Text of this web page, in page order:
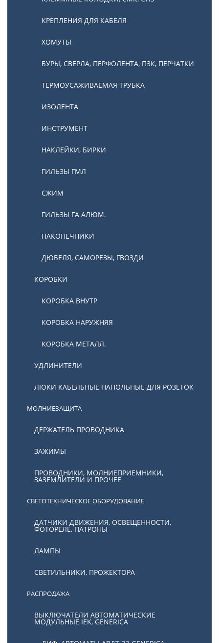
КРЕПЛЕНИЯ ДЛЯ КАБЕЛЯ
ХОМУТЫ
БУРЫ, СВЕРЛА, ПЕРФОЛЕНТА, ПЗК, ПЕРЧАТКИ
ТЕРМОУСАЖИВАЕМАЯ ТРУБКА
ИЗОЛЕНТА
ИНСТРУМЕНТ
НАКЛЕЙКИ, БИРКИ
ГИЛЬЗЫ ГМЛ
СЖИМ
ГИЛЬЗЫ ГА АЛЮМ.
НАКОНЕЧНИКИ
ДЮБЕЛЯ, САМОРЕЗЫ, ГВОЗДИ
КОРОБКИ
КОРОБКА ВНУТР
КОРОБКА НАРУЖНЯЯ
КОРОБКА МЕТАЛЛ.
УДЛИНИТЕЛИ
ЛЮКИ КАБЕЛЬНЫЕ НАПОЛЬНЫЕ ДЛЯ РОЗЕТОК
МОЛНИЕЗАЩИТА
ДЕРЖАТЕЛЬ ПРОВОДНИКА
ЗАЖИМЫ
ПРОВОДНИКИ, МОЛНИЕПРИЕМНИКИ,
ЗАЗЕМЛИТЕЛИ И ПРОЧЕЕ
СВЕТОТЕХНИЧЕСКОЕ ОБОРУДОВАНИЕ
ДАТЧИКИ ДВИЖЕНИЯ, ОСВЕЩЕННОСТИ,
ФОТОРЕЛЕ, ПАТРОНЫ
ЛАМПЫ
СВЕТИЛЬНИКИ, ПРОЖЕКТОРА
РАСПРОДАЖА
ВЫКЛЮЧАТЕЛИ АВТОМАТИЧЕСКИЕ
МОДУЛЬНЫЕ IEK, GENERICA